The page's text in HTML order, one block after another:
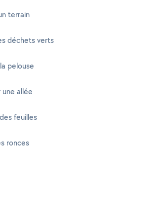
terrain
déchets verts
pelouse
allée
feuilles
ronces